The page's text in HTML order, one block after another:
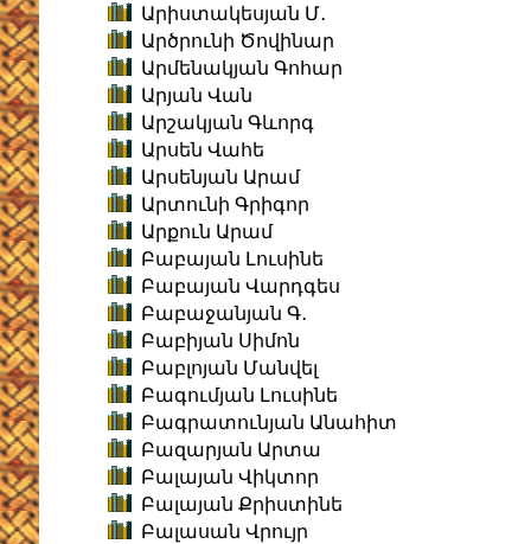
Արիստակեսյան Մ․
Արծրունի Ծովինար
Արմենակյան Գոհար
Արյան Վան
Արշակյան Գևորգ
Արսեն Վահե
Արսենյան Արամ
Արտունի Գրիգոր
Արքուն Արամ
Բաբայան Լուսինե
Բաբայան Վարդգես
Բաբաջանյան Գ․
Բաբիյան Սիմոն
Բաբլոյան Մանվել
Բագումյան Լուսինե
Բագրատունյան Անահիտ
Բազարյան Արտա
Բալայան Վիկտոր
Բալայան Քրիստինե
Բալասան Վրույր